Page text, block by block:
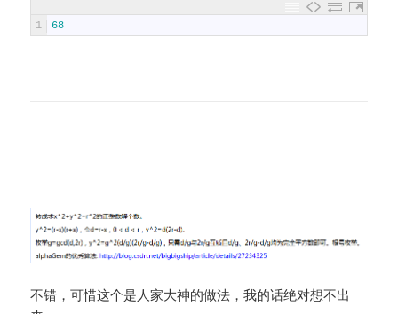
1 68
不错，可惜这个是人家大神的做法，我的话绝对想不出